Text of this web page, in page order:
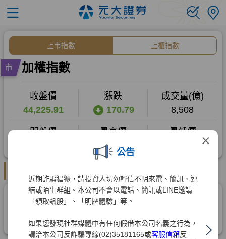
×
公告
近期詐騙猖獗，請投資人切勿輕信不明來電、簡訊、連
結或陌生群組。本公司不會以電話、簡訊或LINE邀請
「領取飆股」、「明牌體驗」等。
如果您發現社群媒體中有任何假借本公司名義之行為，
請洽本公司反詐騙專線(02)35181165或客服信箱反